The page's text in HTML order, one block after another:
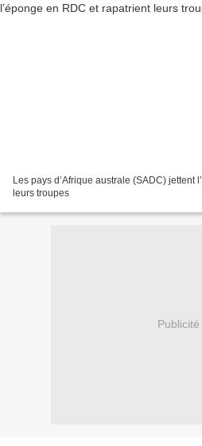
Les pays d’Afrique australe (SADC) jettent
leurs troupes
Publicité